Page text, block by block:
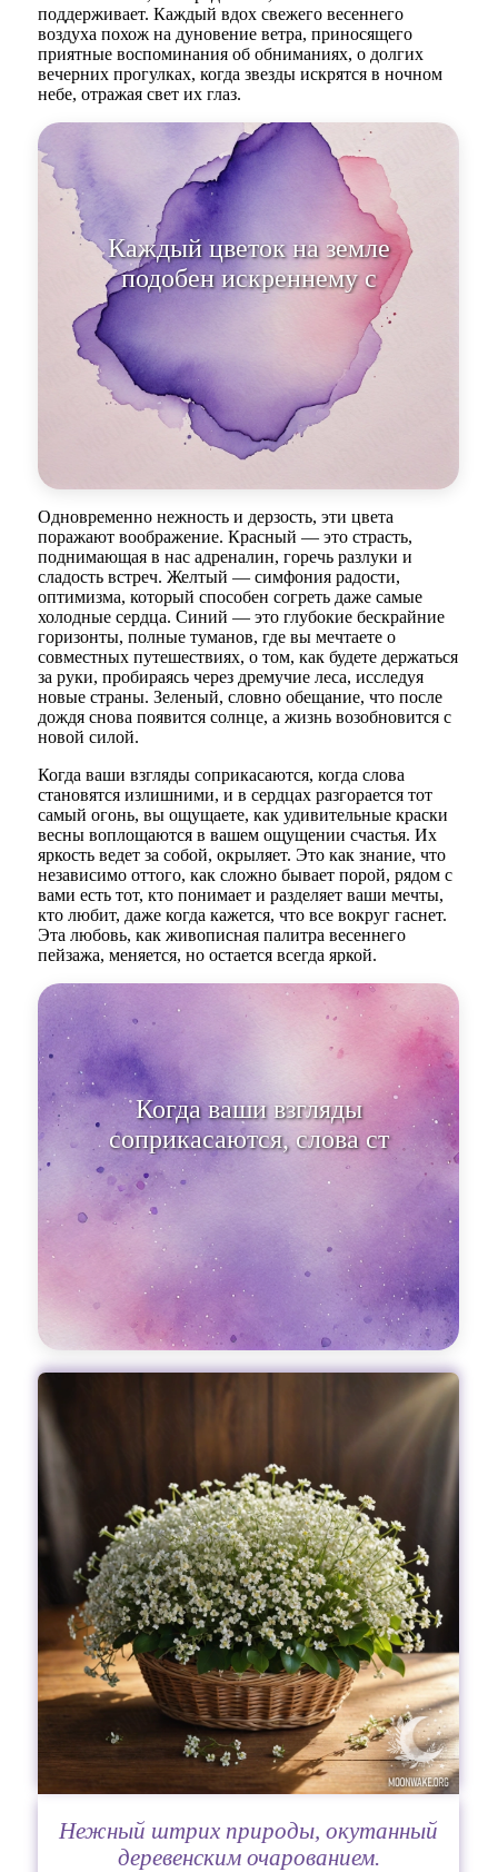
поддерживает. Каждый вдох свежего весеннего
воздуха похож на дуновение ветра, приносящего
приятные воспоминания об обниманиях, о долгих
вечерних прогулках, когда звезды искрятся в ночном
небе, отражая свет их глаз.
Каждый цветок на земле
подобен искреннему слову,
поведению, сказанному
Одновременно нежность и дерзость, эти цвета
поражают воображение. Красный — это страсть,
поднимающая в нас адреналин, горечь разлуки и
сладость встреч. Желтый — симфония радости,
оптимизма, который способен согреть даже самые
холодные сердца. Синий — это глубокие бескрайние
горизонты, полные туманов, где вы мечтаете о
совместных путешествиях, о том, как будете держаться
за руки, пробираясь через дремучие леса, исследуя
новые страны. Зеленый, словно обещание, что после
дождя снова появится солнце, а жизнь возобновится с
новой силой.
Когда ваши взгляды соприкасаются, когда слова
становятся излишними, и в сердцах разгорается тот
самый огонь, вы ощущаете, как удивительные краски
весны воплощаются в вашем ощущении счастья. Их
яркость ведет за собой, окрыляет. Это как знание, что
независимо оттого, как сложно бывает порой, рядом с
вами есть тот, кто понимает и разделяет ваши мечты,
кто любит, даже когда кажется, что все вокруг гаснет.
Эта любовь, как живописная палитра весеннего
пейзажа, меняется, но остается всегда яркой.
Когда ваши взгляды
соприкасаются, слова
становятся излишними.
Нежный штрих природы, окутанный
деревенским очарованием.